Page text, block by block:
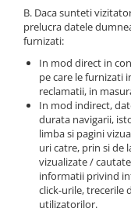
B. Daca sunteti
prelucra datele
furnizati:
In mod direct in
pe care le furnizati
reclamatii, in
In mod indirect,
durata navigarii,
limba si pagini
uri catre, prin si de
vizualizate /
informatii privind
click-urile, trecerile
utilizatorilor.